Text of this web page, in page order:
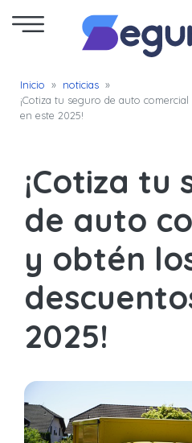
Seguro
de
Seguro
para
Motos
Cotizar
Seguro
para
–
Chofer
Inicio » noticias »
¡Cotiza tu seguro de auto
en este 2025!
¡Cotiza tu
de auto
y obtén
2025!